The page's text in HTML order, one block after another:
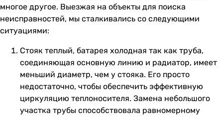
многое другое. Выезжая на объекты для поиска
неисправностей, мы сталкивались со следующими
ситуациями:
Стояк теплый, батарея холодная так как труба,
соединяющая основную линию и радиатор, имеет
меньший диаметр, чем у стояка. Его просто
недостаточно, чтобы обеспечить эффективную
циркуляцию теплоносителя. Замена небольшого
участка трубы способствовала равномерному